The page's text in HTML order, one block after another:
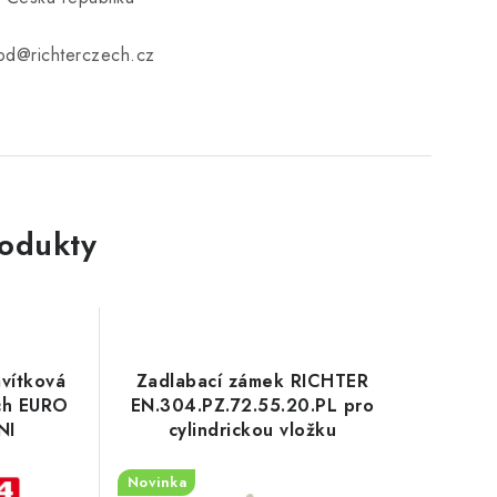
EURO
Zadlabací zámek RICHTER
EN.304.PZ.72.55.20.PL pro
cylindrickou vložku
Novinka